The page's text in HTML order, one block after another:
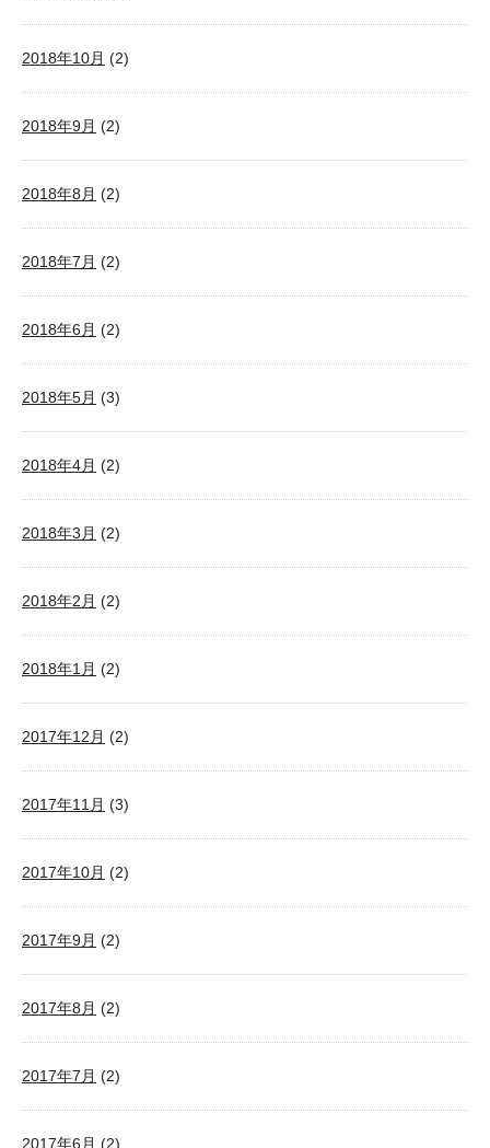
2018年10月 (2)
2018年9月 (2)
2018年8月 (2)
2018年7月 (2)
2018年6月 (2)
2018年5月 (3)
2018年4月 (2)
2018年3月 (2)
2018年2月 (2)
2018年1月 (2)
2017年12月 (2)
2017年11月 (3)
2017年10月 (2)
2017年9月 (2)
2017年8月 (2)
2017年7月 (2)
2017年6月 (2)